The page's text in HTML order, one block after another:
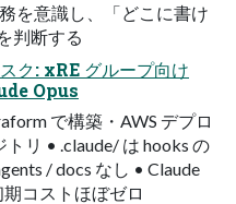
を意識し、「どこに書け
判断する
ク: xRE グループ向け
Opus
で構築・AWS デプロ
トリ • .claude/ は hooks の
/ docs なし • Claude
コストほぼゼロ